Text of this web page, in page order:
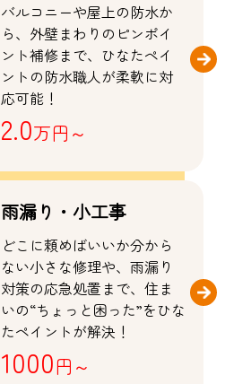
バルコニーや屋上の防水か
ら、外壁まわりのピンポイ
ント補修まで、ひなたペイ
ントの防水職人が柔軟に対
応可能！
2.0万円～
雨漏り・小工事
どこに頼めばいいか分から
ない小さな修理や、雨漏り
対策の応急処置まで、住ま
いの“ちょっと困った”をひな
たペイントが解決！
1000円～